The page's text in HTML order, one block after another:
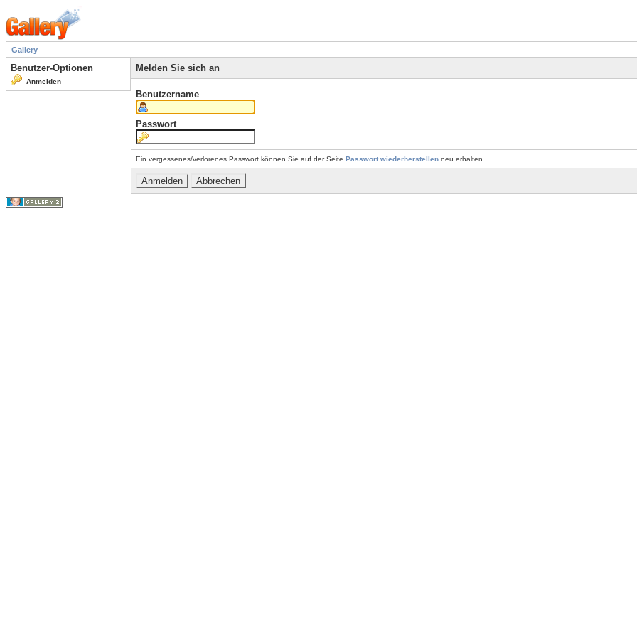
Gallery
Benutzer-Optionen
Anmelden
Melden Sie sich an
Benutzername
Passwort
Ein vergessenes/verlorenes Passwort können Sie auf der Seite Passwort wiederherstellen neu erhalten.